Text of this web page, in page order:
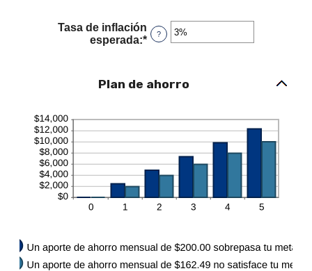
$10,000,000
monto
entre
0%
Tasa de inflación
esperada:* Ingresa
entre
0%
?
Plan de ahorro